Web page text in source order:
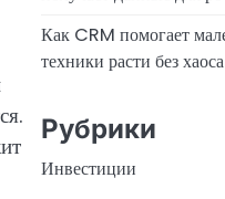
Как CRM помогает
техники расти без хаоса
Рубрики
Инвестиции